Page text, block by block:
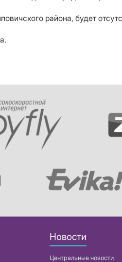
района, будет
Новости
Центральные новости